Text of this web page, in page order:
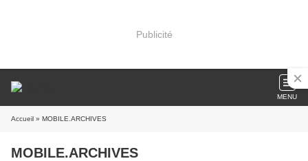
Publicité
MENU
Accueil » MOBILE.ARCHIVES
MOBILE.ARCHIVES